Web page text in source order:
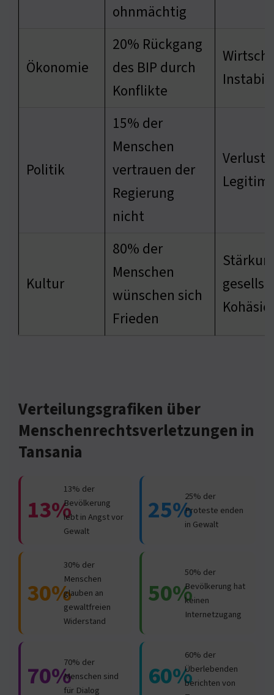
ohnmächtig
Ökonomie
20% Rückgang
des BIP durch
Konflikte
Politik
15% der
Menschen
vertrauen der
Regierung
nicht
Verlust
Kultur
80% der
Menschen
wünschen sich
Frieden
Verteilungsgrafiken über
Menschenrechtsverletzungen in
Tansania
13%
13% der
Bevölkerung
lebt in Angst vor
Gewalt
25%25% der
Proteste enden
in Gewalt
30%
30% der
Menschen
glauben an
gewaltfreien
Widerstand
50%
50% der
Bevölkerung hat
keinen
Internetzugang
70%70% der
Menschen sind
für Dialog
60%
60% der
Überlebenden
berichten von